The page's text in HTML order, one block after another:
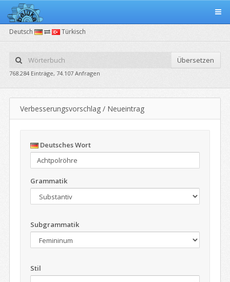
Deutsch Türkisch
Übersetzen
768.284 Einträge, 74.107 Anfragen
Verbesserungsvorschlag / Neueintrag
Deutsches Wort
Grammatik
Subgrammatik
Stil